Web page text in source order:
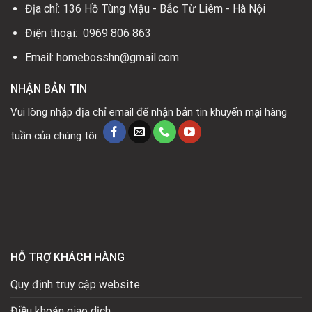
Địa chỉ: 136 Hồ Tùng Mậu - Bắc Từ Liêm - Hà Nội
Điện thoại: 0969 806 863
Email: homebosshn@gmail.com
NHẬN BẢN TIN
Vui lòng nhập địa chỉ email để nhận bản tin khuyến mại hàng
tuần của chúng tôi:
HỖ TRỢ KHÁCH HÀNG
Quy định truy cập website